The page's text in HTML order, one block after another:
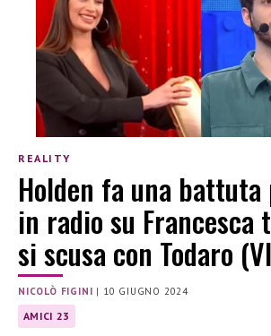
REALITY
Holden fa una
in radio su Francesca
si scusa con Todaro
NICOLÒ FIGINI | 10 GIUGNO 2024
AMICI 23